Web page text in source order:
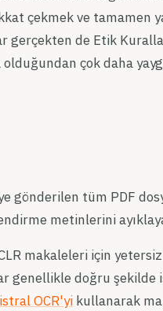
çekmek ve tamamen
gerçekten de Etik
çok daha
gönderilen tüm PDF
metinlerini
makaleleri için
genellikle doğru şekilde
OCR'yi kullanarak